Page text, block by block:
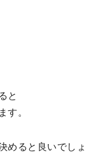
と
す。
めると良いでしょ